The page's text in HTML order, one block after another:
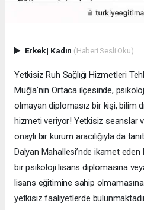
Erkek| Kadın (Haberi Sesli Oku)
Yetkisiz Ruh Sağlığı Hizmetleri
Muğla’nın Ortaca ilçesinde,
olmayan diplomasız bir kişi, bilim
hizmeti veriyor! Yetkisiz seanslar
onaylı bir kurum aracılığıyla da
Dalyan Mahallesi’nde ikamet eden
bir psikoloji lisans diplomasına
lisans eğitimine sahip olmamasına
yetkisiz faaliyetlerde